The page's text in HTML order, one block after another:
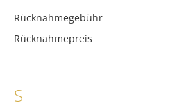
Rücknahmegebühr
Rücknahmepreis
S